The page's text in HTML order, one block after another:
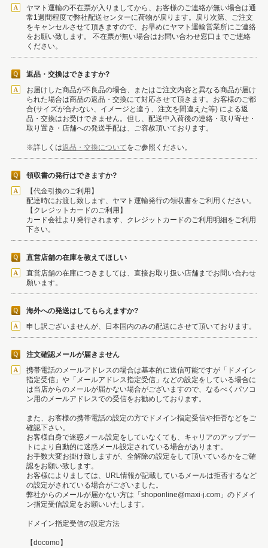
ヤマト運輸の不在票が入りましてから、お客様のご連絡が無い場合は通
常1週間程度で弊社配送センターに荷物が戻ります。戻り次第、ご注文
をキャンセルさせて頂きますので、お早めにヤマト運輸営業所にご連絡
をお願い致します。 不在票が無い場合はお問い合わせ窓口までご連絡
ください。
返品・交換はできますか?
お届けした商品が不良品の場合、またはご注文内容と異なる商品が届け
られた場合は商品の返品・交換にて対応させて頂きます。お客様のご都
合(サイズが合わない、イメージと違う、注文を間違えた等) による返
品・交換はお受けできません。但し、配送中入荷後の連絡・取り寄せ・
取り置き・店舗への発送手配は、ご容赦頂いております。
※詳しくは返品・交換についてをご参照ください。
領収書の発行はできますか?
【代金引換のご利用】
配達時にお渡し致します、ヤマト運輸発行の領収書をご利用ください。
【クレジットカードのご利用】
カード会社より発行されます、クレジットカードのご利用明細をご利用
下さい。
直営店舗の在庫を教えてほしい
直営店舗の在庫につきましては、直接お取り扱い店舗までお問い合わせ
願います。
海外への発送はしてもらえますか?
申し訳ございませんが、日本国内のみの配送にさせて頂いております。
注文確認メールが届きません
携帯電話のメールアドレスの場合は基本的に送信可能ですが「ドメイン
指定受信」や「メールアドレス指定受信」などの設定をしている場合に
は当店からのメールが届かない場合がございますので、なるべくパソコ
ン用のメールアドレスでの受信をお勧めしております。
また、お客様の携帯電話の設定の方でドメイン指定受信や拒否などをご
確認下さい。
お客様自身で迷惑メール設定をしていなくても、キャリアのアップデー
トにより自動的に迷惑メール設定されている場合があります。
お手数大変お掛け致しますが、全解除の設定をして頂いているかをご確
認をお願い致します。
お客様によりましては、URL情報が記載しているメールは拒否するなど
の設定がされている場合がございました。
弊社からのメールが届かない方は「shoponline@maxi-j.com」のドメイ
ン指定受信設定をお願いいたします。
ドメイン指定受信の設定方法
【docomo】